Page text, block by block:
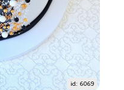
id: 6069